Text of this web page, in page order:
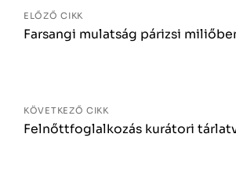
ELŐZŐ CIKK
Farsangi mulatság párizsi
KÖVETKEZŐ CIKK
Felnőttfoglalkozás kurátori